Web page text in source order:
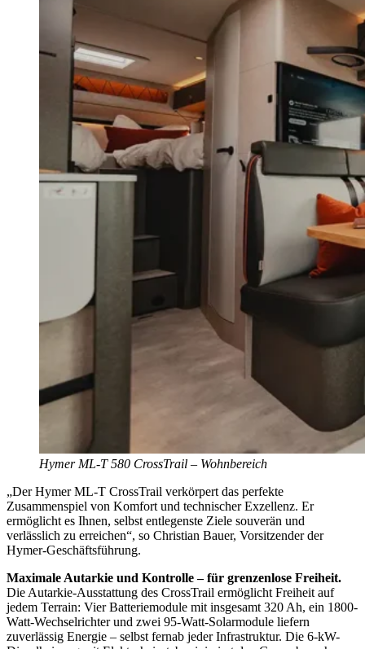
Hymer ML-T 580 CrossTrail – Wohnbereich
„Der Hymer ML-T CrossTrail verkörpert das perfekte
Zusammenspiel von Komfort und technischer Exzellenz. Er
ermöglicht es Ihnen, selbst entlegenste Ziele souverän und
verlässlich zu erreichen“, so Christian Bauer, Vorsitzender der
Hymer-Geschäftsführung.
Maximale Autarkie und Kontrolle – für grenzenlose Freiheit.
Die Autarkie-Ausstattung des CrossTrail ermöglicht Freiheit auf
jedem Terrain: Vier Batteriemodule mit insgesamt 320 Ah, ein 1800-
Watt-Wechselrichter und zwei 95-Watt-Solarmodule liefern
zuverlässig Energie – selbst fernab jeder Infrastruktur. Die 6-kW-